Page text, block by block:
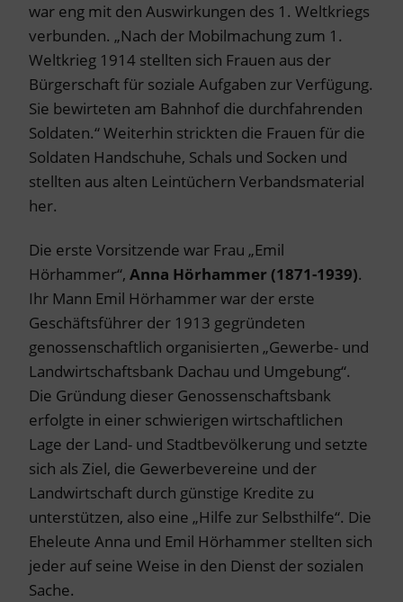
war eng mit den Auswirkungen des 1. Weltkriegs
verbunden. „Nach der Mobilmachung zum 1.
Weltkrieg 1914 stellten sich Frauen aus der
Bürgerschaft für soziale Aufgaben zur Verfügung.
Sie bewirteten am Bahnhof die durchfahrenden
Soldaten.“ Weiterhin strickten die Frauen für die
Soldaten Handschuhe, Schals und Socken und
stellten aus alten Leintüchern Verbandsmaterial
her.
Die erste Vorsitzende war Frau „Emil
Hörhammer“, Anna Hörhammer (1871-1939).
Ihr Mann Emil Hörhammer war der erste
Geschäftsführer der 1913 gegründeten
genossenschaftlich organisierten „Gewerbe- und
Landwirtschaftsbank Dachau und Umgebung“.
Die Gründung dieser Genossenschaftsbank
erfolgte in einer schwierigen wirtschaftlichen
Lage der Land- und Stadtbevölkerung und setzte
sich als Ziel, die Gewerbevereine und der
Landwirtschaft durch günstige Kredite zu
unterstützen, also eine „Hilfe zur Selbsthilfe“. Die
Eheleute Anna und Emil Hörhammer stellten sich
jeder auf seine Weise in den Dienst der sozialen
Sache.